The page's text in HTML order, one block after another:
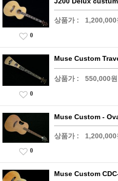
상품가 : 1,200,000
0
Muse Custom
상품가 : 550,000원
0
Muse Custom -
상품가 : 1,200,000
0
Muse Custom